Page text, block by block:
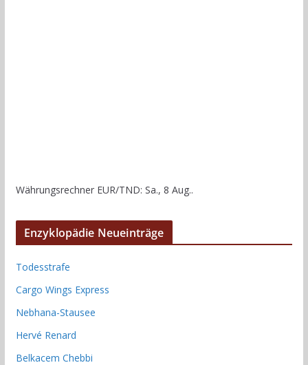
Währungsrechner EUR/TND: Sa., 8 Aug..
Enzyklopädie Neueinträge
Todesstrafe
Cargo Wings Express
Nebhana-Stausee
Hervé Renard
Belkacem Chebbi